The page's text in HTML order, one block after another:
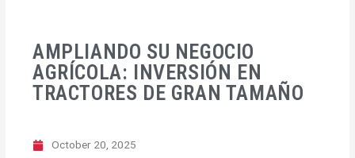
AMPLIANDO SU NEGOCIO
AGRÍCOLA: INVERSIÓN EN
TRACTORES DE GRAN TAMAÑO
October 20, 2025